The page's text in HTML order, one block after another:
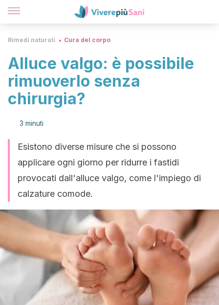
Rimedi naturali Cura del corpo
Alluce valgo: è possibile
rimuoverlo senza
chirurgia?
3 minuti
Esistono diverse misure che si possono
applicare ogni giorno per ridurre i fastidi
provocati dall'alluce valgo, come l'impiego di
calzature comode.